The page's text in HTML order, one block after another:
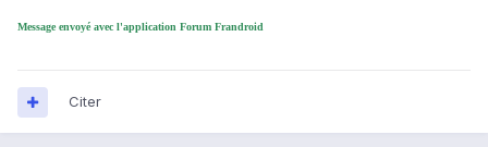
Message envoyé avec l'application Forum Frandroid
Citer